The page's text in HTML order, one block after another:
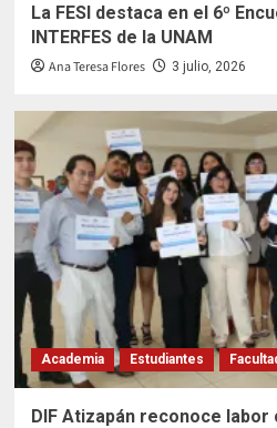
La FESI destaca en el 6º
INTERFES de la UNAM
Ana Teresa Flores 3 julio, 2026
Academia Estudiantes
DIF Atizapán reconoce labor